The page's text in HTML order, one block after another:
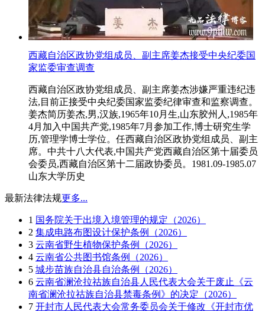
西藏自治区政协党组成员、副主席姜杰接受中央纪委国
家监委审查调查
西藏自治区政协党组成员、副主席姜杰涉嫌严重违纪违
法,目前正接受中央纪委国家监委纪律审查和监察调查。
姜杰简历姜杰,男,汉族,1965年10月生,山东胶州人,1985年
4月加入中国共产党,1985年7月参加工作,博士研究生学
历,管理学博士学位。任西藏自治区政协党组成员、副主
席。中共十八大代表,中国共产党西藏自治区第十届委员
会委员,西藏自治区第十二届政协委员。1981.09-1985.07
山东大学历史
最新法律法规更多...
1 国务院关于出境入境管理的规定（2026）
2 集成电路布图设计保护条例（2026）
3 云南省野生植物保护条例（2026）
4 云南省公共图书馆条例（2026）
5 城步苗族自治县自治条例（2026）
6 云南省澜沧拉祜族自治县人民代表大会关于废止《云
南省澜沧拉祜族自治县禁毒条例》的决定（2026）
7 开封市人民代表大会常务委员会关于修改《开封市优